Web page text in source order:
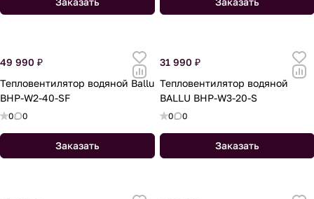
49 990 ₽
Тепловентилятор водяной Ballu
BHP-W2-40-SF
0 0
Заказать
31 990 ₽
Тепловентилятор водяной
BALLU BHP-W3-20-S
0 0
Заказать